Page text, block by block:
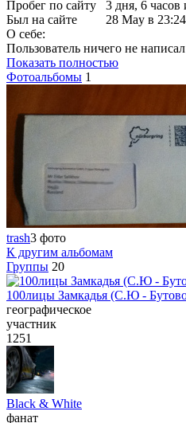
Пробег по сайту
3 дня, 6
Был на сайте
28 May в 23:24
О себе:
Пользователь ничего не написал
Показать полностью
Фотоальбомы 1
trash3 фото
К другим альбомам
Группы 20
100лицы Замкадья (С.Ю -
географическое
участник
1251
Black & White
фанат